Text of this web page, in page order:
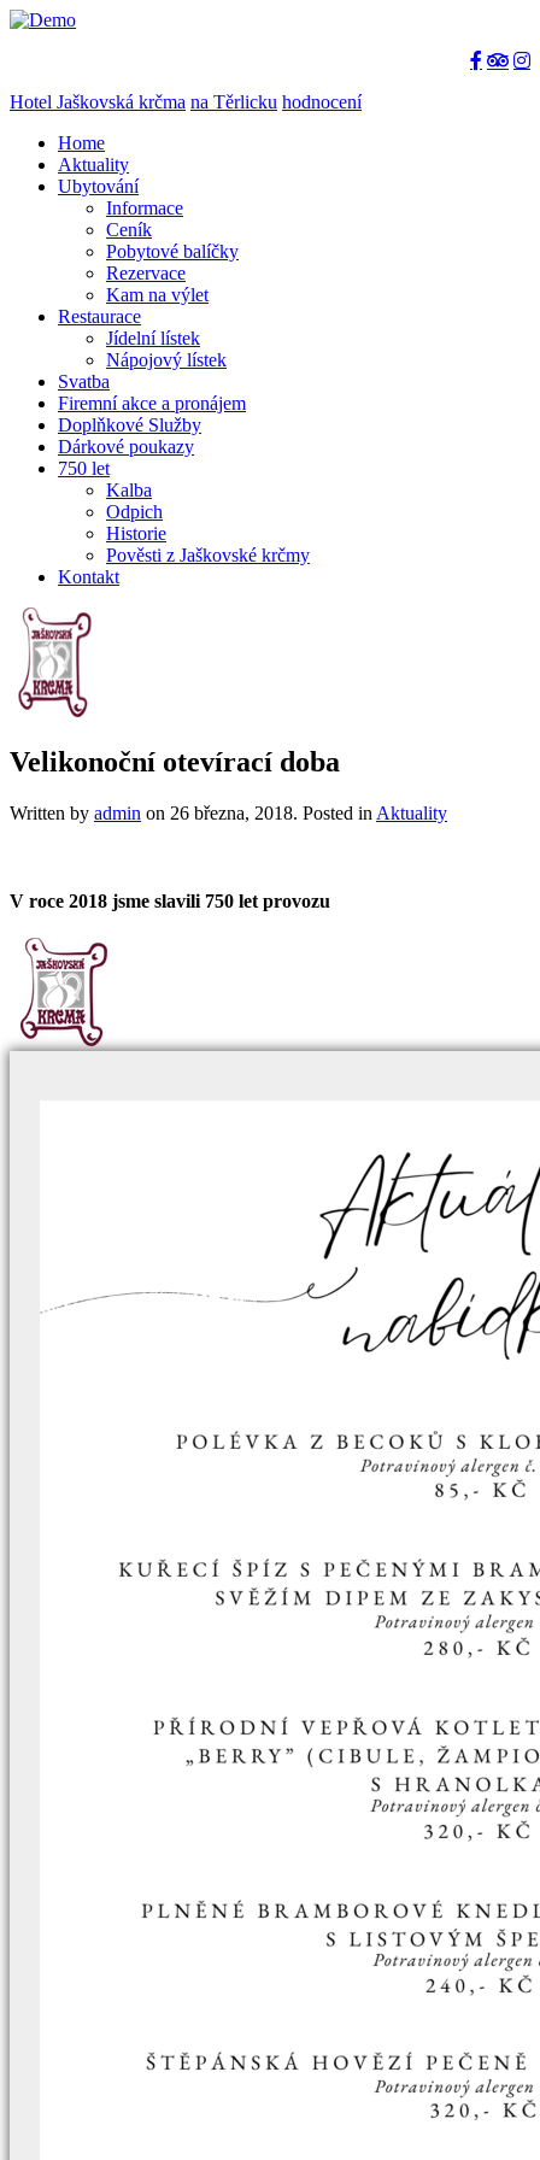
Hotel Jaškovská krčma na Těrlicku hodnocení
Home
Aktuality
Ubytování
Informace
Ceník
Pobytové balíčky
Rezervace
Kam na výlet
Restaurace
Jídelní lístek
Nápojový lístek
Svatba
Firemní akce a pronájem
Doplňkové Služby
Dárkové poukazy
750 let
Kalba
Odpich
Historie
Pověsti z Jaškovské krčmy
Kontakt
Velikonoční otevírací doba
Written by admin on 26 března, 2018. Posted in Aktuality
V roce 2018 jsme slavili 750 let provozu